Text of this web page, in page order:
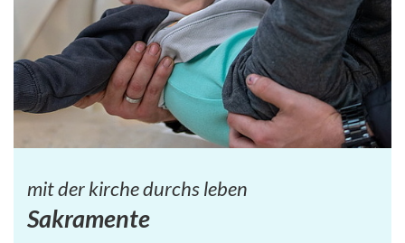
mit der kirche durchs leben
Sakramente